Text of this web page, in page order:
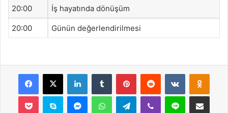
20:00 İş hayatında dönüşüm
20:00 Günün değerlendirilmesi
Facebook
X LinkedInTumblr PinterestReddit VKontakte
Pocket Skype MessengerWhatsAppTelegramViber Line E-Posta ile